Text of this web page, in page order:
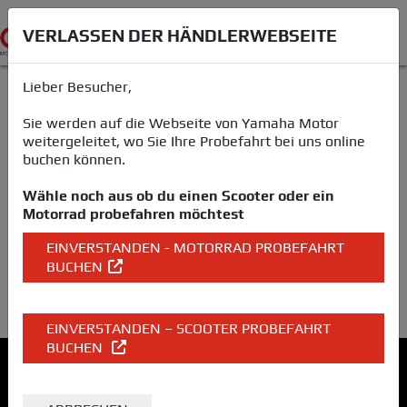
VERLASSEN DER
HÄNDLERWEBSEITE
Lieber Besucher,
die Buchung einer Probefahrt bei uns erfolgt über die
Webseite von Yamaha Motor. Sollten Sie nicht
weitergeleitet werden, klicken Sie bitte
hier.
VERLASSEN DER HÄNDLERWEBSEITE
Lieber Besucher,
Sie werden auf die Webseite von Yamaha Motor
weitergeleitet, wo Sie Ihre Probefahrt bei uns online
buchen können.
Wähle noch aus ob du einen Scooter oder ein
Motorrad probefahren möchtest
EINVERSTANDEN - MOTORRAD PROBEFAHRT
BUCHEN
EINVERSTANDEN – SCOOTER PROBEFAHRT
BUCHEN
MOTORRAD MOHR GMBH